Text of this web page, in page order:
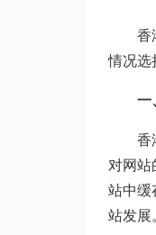
香
情况选
一
香
对网站
站中缓
站发展。